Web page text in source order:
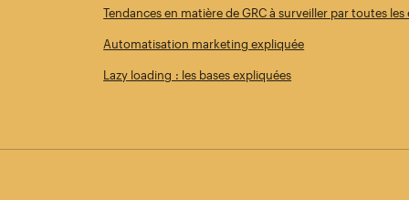
Tendances en matière de GRC à surveiller par toutes
Automatisation marketing expliquée
Lazy loading : les bases expliquées